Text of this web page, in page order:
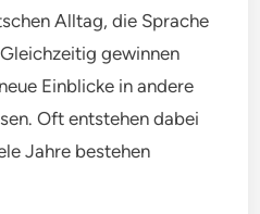
Alltag, die Sprache
gewinnen
Einblicke in andere
Oft entstehen dabei
Jahre bestehen